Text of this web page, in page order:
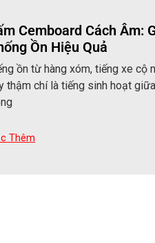
Cemboard Cách Âm:
Ồn Hiệu Quả
ồn từ hàng xóm, tiếng xe cộ
thậm chí là tiếng sinh hoạt
Thêm